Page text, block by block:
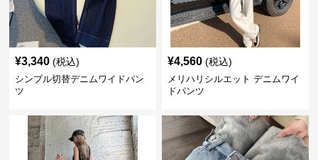
¥3,340 (税込)
シンプル切替デニムワイドパン
ツ
¥4,560 (税込)
メリハリシルエット デニムワイ
ドパンツ